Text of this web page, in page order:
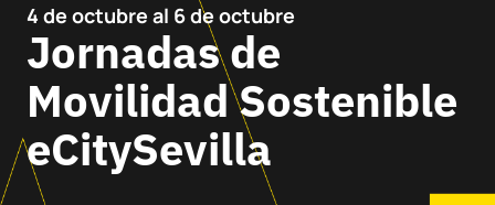
4 de octubre al 6 de octubre
Jornadas de
Movilidad Sostenible
eCitySevilla